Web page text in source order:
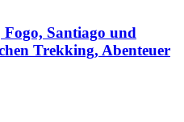
Fogo, Santiago und
Trekking, Abenteuer